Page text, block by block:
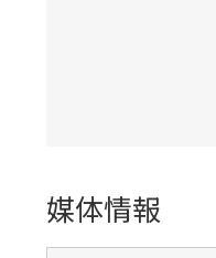
媒体情報